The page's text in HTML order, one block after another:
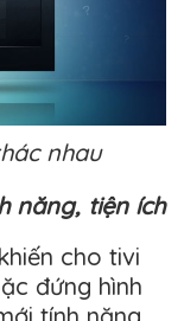
nhau
năng, tiện ích
cho tivi
đứng hình